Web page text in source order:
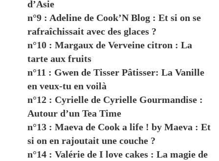
d’Asie
n°9 : Adeline de Cook’N Blog : Et si on se
rafraîchissait avec des glaces ?
n°10 : Margaux de Verveine citron : La
tarte aux fruits
n°11 : Gwen de Tisser Pâtisser: La Vanille
en veux-tu en voilà
n°12 : Cyrielle de Cyrielle Gourmandise :
Autour d’un Tea Time
n°13 : Maeva de Cook a life ! by Maeva : Et
si on en rajoutait une couche ?
n°14 : Valérie de I love cakes : La magie de